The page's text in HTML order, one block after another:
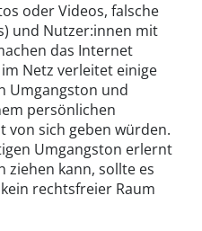
oder Videos, falsche
und Nutzer:innen mit
das Internet
Netz verleitet einige
Umgangston und
persönlichen
von sich geben würden.
Umgangston erlernt
ziehen kann, sollte es
rechtsfreier Raum